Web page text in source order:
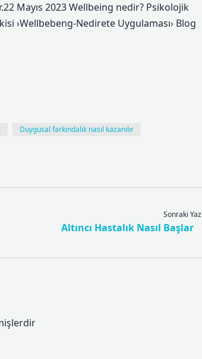
Mayıs 2023 Wellbeing nedir? Psikolojik
›Wellbebeng-Nedirete Uygulaması› Blog
Duygusal farkındalık nasıl kazanılır
Sonraki
Altıncı Hastalık Nasıl Başlar